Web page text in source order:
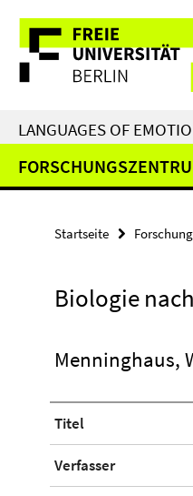
direkt
Inhalt
Service-
Navigation
LANGUAGES OF
Startseite
Biologie
Menninghaus,
Titel
Verfasser